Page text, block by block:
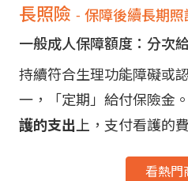
長照險 - 保障後續長期照
一般成人保障額度：分次
持續符合生理功能障礙或
一，「定期」給付保險金
護的支出上，支付看護的
看熱門